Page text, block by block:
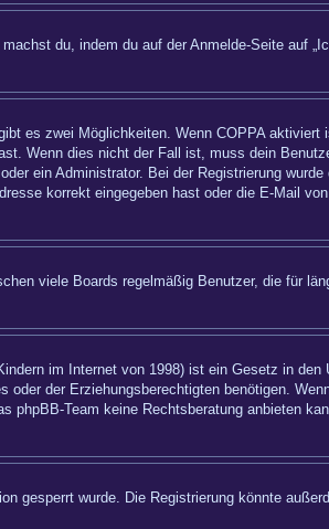
du, indem du auf der Anmelde-Seite auf
es zwei Möglichkeiten. Wenn COPPAaktiviert
Wenn dies nicht der Fall ist, muss dein
ein Administrator. Bei der Registrierung
korrekt eingegeben hast oder die E-Mail
viele Boards regelmäßig Benutzer, die für
im Internet von 1998) ist ein Gesetz in
der Erziehungsberechtigten benötigen.
Team keine Rechtsberatung anbieten
gesperrt wurde. Die Registrierung könnte